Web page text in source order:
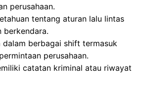
perusahaan.
tentang aturan lalu lintas
berkendara.
dalam berbagai shift termasuk
perusahaan.
catatan kriminal atau riwayat